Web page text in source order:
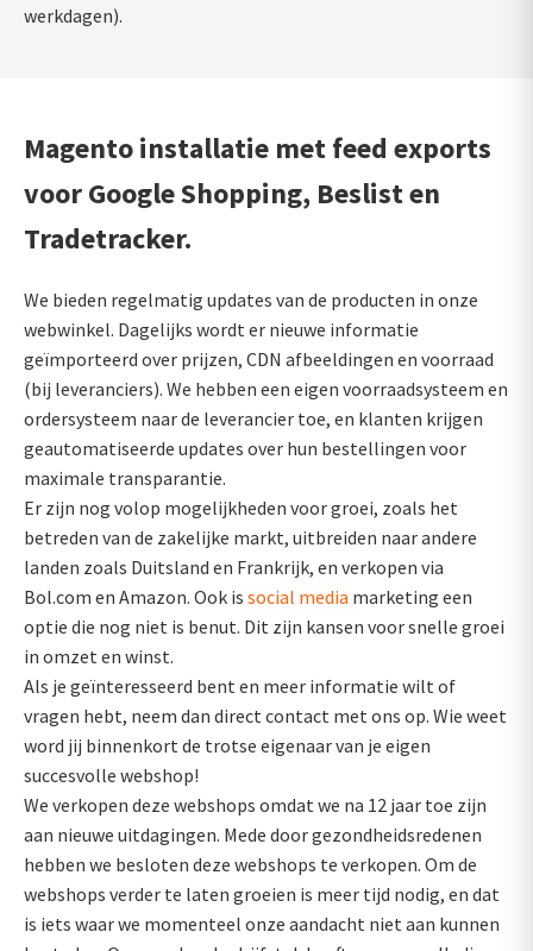
werkdagen).
Magento installatie met feed exports
voor Google Shopping, Beslist en
Tradetracker.
We bieden regelmatig updates van de producten in onze
webwinkel. Dagelijks wordt er nieuwe informatie
geïmporteerd over prijzen, CDN afbeeldingen en voorraad
(bij leveranciers). We hebben een eigen voorraadsysteem en
ordersysteem naar de leverancier toe, en klanten krijgen
geautomatiseerde updates over hun bestellingen voor
maximale transparantie.
Er zijn nog volop mogelijkheden voor groei, zoals het
betreden van de zakelijke markt, uitbreiden naar andere
landen zoals Duitsland en Frankrijk, en verkopen via
Bol.com en Amazon. Ook is social media marketing een
optie die nog niet is benut. Dit zijn kansen voor snelle groei
in omzet en winst.
Als je geïnteresseerd bent en meer informatie wilt of
vragen hebt, neem dan direct contact met ons op. Wie weet
word jij binnenkort de trotse eigenaar van je eigen
succesvolle webshop!
We verkopen deze webshops omdat we na 12 jaar toe zijn
aan nieuwe uitdagingen. Mede door gezondheidsredenen
hebben we besloten deze webshops te verkopen. Om de
webshops verder te laten groeien is meer tijd nodig, en dat
is iets waar we momenteel onze aandacht niet aan kunnen